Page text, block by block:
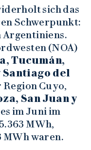
sich das
Schwerpunkt:
Argentiniens.
(NOA)
Tucumán,
del
Region Cuyo,
San Juan y
im Juni im
MWh,
MWh waren.